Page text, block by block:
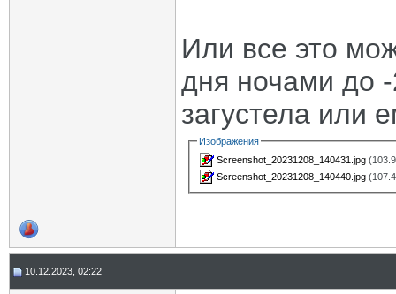
Или все это
дня ночами до
загустела или
Изображения
Screenshot_20231208_140431.jpg
Screenshot_20231208_140440.jpg
10.12.2023, 02:22